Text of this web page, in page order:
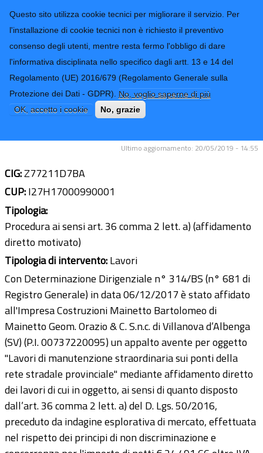
Questo sito utilizza cookie tecnici per migliorare il servizio. Per
l'installazione di cookie tecnici non è richiesto il preventivo
consenso degli utenti, mentre resta fermo l'obbligo di dare
l'informativa disciplinata nello specifico dagli artt. 13 e 14 del
Regolamento (UE) 2016/679 (Regolamento Generale sulla
Protezione dei Dati - GDPR). No, voglio saperne di più
OK, accetto i cookie
No, grazie
Provincia di
Imperia
CONTATTI-URP
TRASPARENZA
Form di ricerca
Lavori di manutenzione straordinaria
sui ponti della rete stradale
Ultimo aggiornamento: 20/05/2019 - 14:55
CIG:Z77211D7BA
CUP:I27H17000990001
Tipologia:
Procedura ai sensi art. 36 comma 2 lett. a) (affidamento
diretto motivato)
Tipologia di intervento:Lavori
Con Determinazione Dirigenziale n° 314/BS (n° 681 di
Registro Generale) in data 06/12/2017 è stato affidato
all'Impresa Costruzioni Mainetto Bartolomeo di
Mainetto Geom. Orazio & C. S.n.c. di Villanova d’Albenga
(SV) (P.I. 00737220095) un appalto avente per oggetto
"Lavori di manutenzione straordinaria sui ponti della
rete stradale provinciale" mediante affidamento diretto
dei lavori di cui in oggetto, ai sensi di quanto disposto
dall’art. 36 comma 2 lett. a) del D. Lgs. 50/2016,
preceduto da indagine esplorativa di mercato, effettuata
nel rispetto dei principi di non discriminazione e